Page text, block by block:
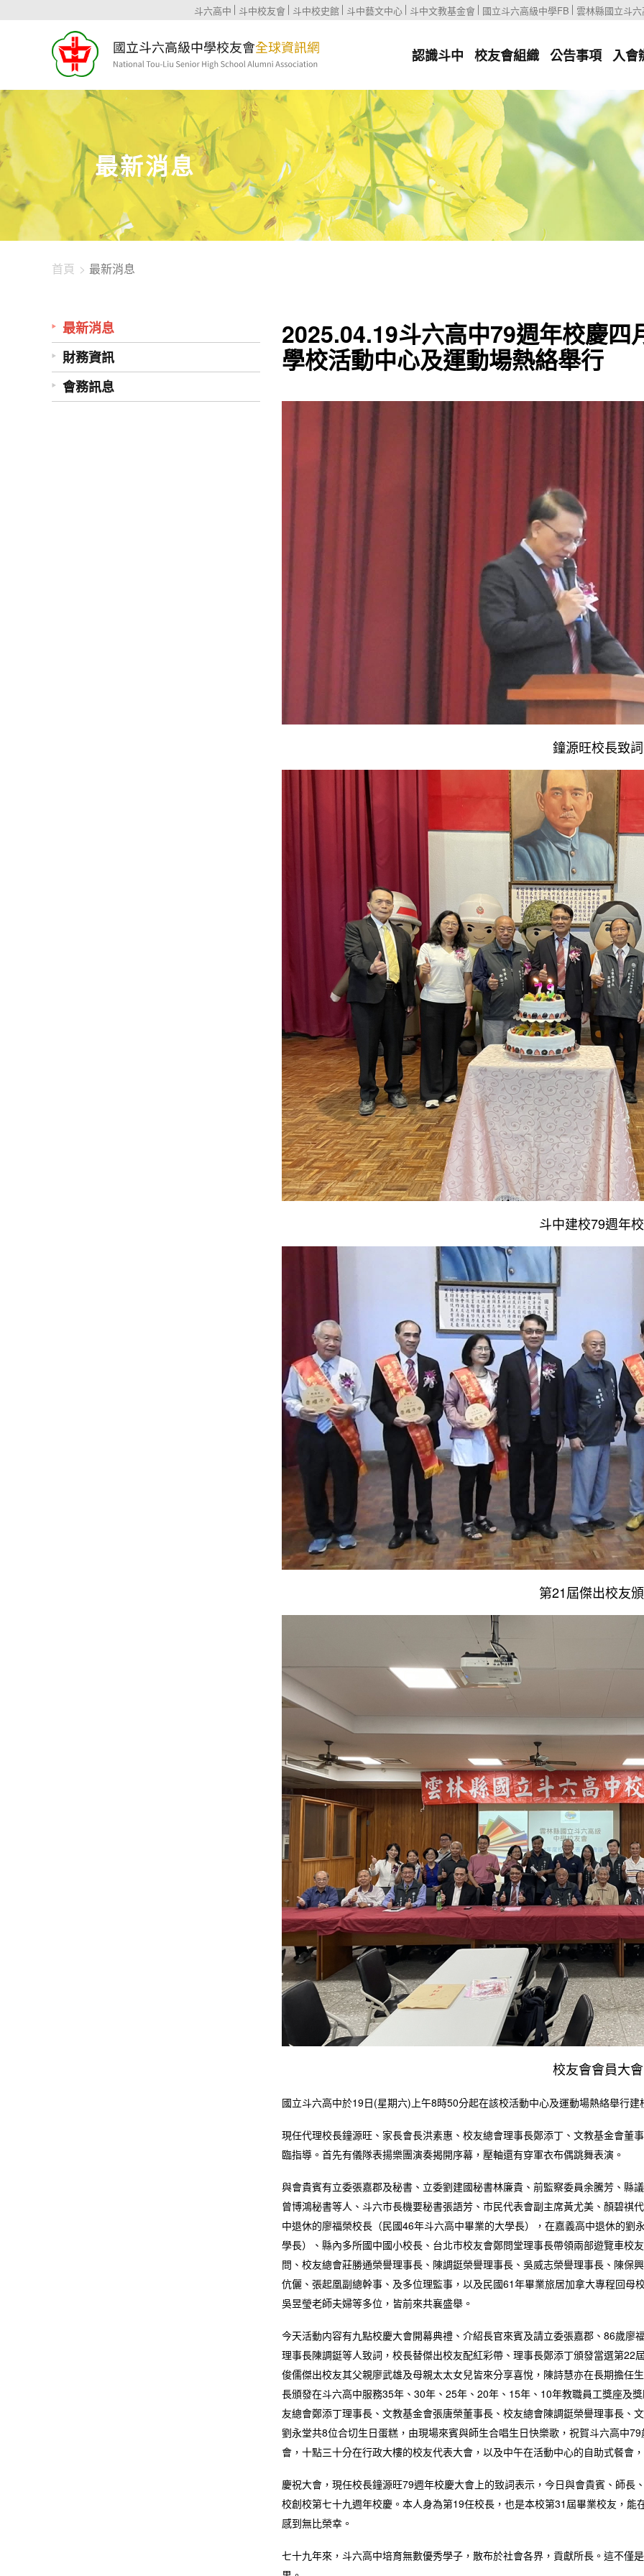
斗六高中 斗中校友會 斗中校史館 斗中藝文中心 斗中文教基金會 國立斗六高級中學FB 雲林縣國立斗
認識斗中 校友會組織 公告事項 入會
最新消息
首頁 最新消息
最新消息
財務資訊
會務訊息
2025.04.19斗六高中79週年校慶四
學校活動中心及運動場熱絡舉行
鐘源旺校長致詞
斗中建校79週年
第21屆傑出校友
校友會會員大會
國立斗六高中於19日(星期六)上午8時50分起在該校活動中心及運動場熱絡舉行
現任代理校長鐘源旺、家長會長洪素惠、校友總會理事長鄭添丁、文教基金會董
臨指導。首先有儀隊表揚樂團演奏揭開序幕，壓軸還有穿軍衣布偶跳舞表演。
與會貴賓有立委張嘉郡及秘書、立委劉建國秘書林廉貴、前監察委員余騰芳、縣
曾博鴻秘書等人、斗六市長機要秘書張語芳、市民代表會副主席黃尤美、顏碧祺
中退休的廖福榮校長（民國46年斗六高中畢業的大學長），在嘉義高中退休的
學長）、縣內多所國中國小校長、台北市校友會鄭問堂理事長帶領兩部遊覽車校
問、校友總會莊勝通榮譽理事長、陳調鋌榮譽理事長、吳威志榮譽理事長、陳保
伉儷、張起凰副總幹事、及多位理監事，以及民國61年畢業旅居加拿大專程回
吳昱瑩老師夫婦等多位，皆前來共襄盛舉。
今天活動内容有九點校慶大會開幕典禮、介紹長官來賓及請立委張嘉郡、86歲
理事長陳調鋌等人致詞，校長替傑出校友配紅彩帶、理事長鄭添丁頒發當選第
俊儒傑出校友其父親廖武雄及母親太太女兒皆來分享喜悅，陳詩慧亦在長期擔任
長頒發在斗六高中服務35年、30年、25年、20年、15年、10年教職員工獎座及
友總會鄭添丁理事長、文教基金會張唐榮董事長、校友總會陳調鋌榮譽理事長、
劉永堂共8位合切生日蛋糕，由現場來賓與師生合唱生日快樂歌，祝賀斗六高中
會，十點三十分在行政大樓的校友代表大會，以及中午在活動中心的自助式餐會
慶祝大會，現任校長鐘源旺79週年校慶大會上的致詞表示，今日與會貴賓、師
校創校第七十九週年校慶。本人身為第19任校長，也是本校第31屆畢業校友，
感到無比榮幸。
七十九年來，斗六高中培育無數優秀學子，散布於社會各界，貢獻所長。這不僅